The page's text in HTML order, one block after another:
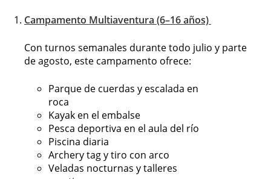
Campamento Multiaventura (6–16 años)
Con turnos semanales durante todo julio y parte
de agosto, este campamento ofrece:
Parque de cuerdas y escalada en
roca
Kayak en el embalse
Pesca deportiva en el aula del río
Piscina diaria
Archery tag y tiro con arco
Veladas nocturnas y talleres